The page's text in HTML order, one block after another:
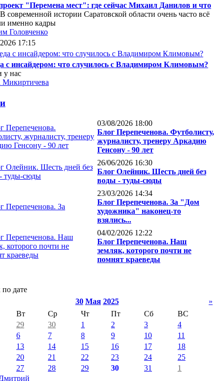
"Перемена мест": где сейчас Михаил Данилов и что
В современной истории Саратовской области очень часто всё
именно кадры
Головченко
17:15
с инсайдером: что случилось с Владимиром Климовым?
у нас
Микиртичева
03/08/2026 18:00
Блог Перепеченова. Футболисту,
журналисту, тренеру Аркадию
Генсону - 90 лет
26/06/2026 16:30
Блог Олейник. Шесть дней без
воды - туды-сюды
23/03/2026 14:34
Блог Перепеченова. За "Дом
художника" наконец-то
взялись...
04/02/2026 12:22
Блог Перепеченова. Наш
земляк, которого почти не
помнят краеведы
дате
30 Мая 2025
»
Вт
Ср Чт Пт Сб
ВС
29
30 1 2 3
4
6
7 8 9 10
11
13
14 15 16 17
18
20
21 22 23 24
25
27
28 29 30 31
1